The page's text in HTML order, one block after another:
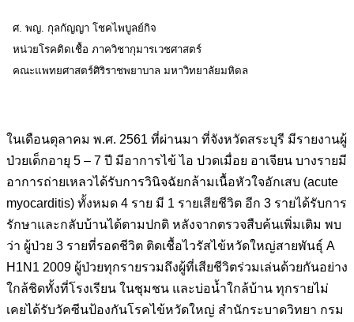
ศ. พญ. กุลกัญญา โชคไพบูลย์กิจ
หน่วยโรคติดเชื้อ ภาควิชากุมารเวชศาสตร์
คณะแพทยศาสตร์ศิริราชพยาบาล มหาวิทยาลัยมหิดล
ในเดือนตุลาคม พ.ศ. 2561 ที่ผ่านมา ที่จังหวัดสระบุรี มีรายงานผู้
ป่วยเด็กอายุ 5 – 7 ปี มีอาการไข้ ไอ ปวดเมื่อย อาเจียน บางรายมี
อาการถ่ายเหลวได้รับการวินิจฉัยกล้ามเนื้อหัวใจอักเสบ (acute
myocarditis) ทั้งหมด 4 ราย มี 1 รายเสียชีวิต อีก 3 รายได้รับการ
รักษาและกลับบ้านได้ตามปกติ หลังจากตรวจสืบค้นเพิ่มเติม พบ
ว่า ผู้ป่วย 3 รายที่รอดชีวิต ติดเชื้อไวรัสไข้หวัดใหญ่สายพันธุ์ A
H1N1 2009 ผู้ป่วยทุกรายรวมถึงผู้ที่เสียชีวิตร่วมเล่นด้วยกันอย่าง
ใกล้ชิดทั้งที่โรงเรียน ในชุมชน และบ่อน้ำใกล้บ้าน ทุกรายไม่
เคยได้รับวัคซีนป้องกันโรคไข้หวัดใหญ่ สำนักระบาดวิทยา กรม